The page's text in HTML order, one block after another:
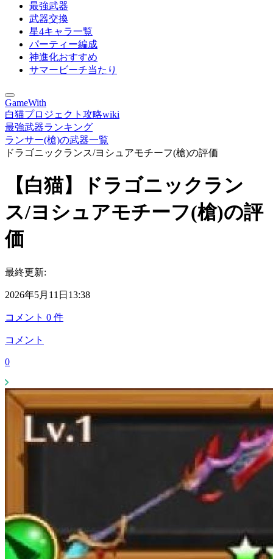
最強武器
武器交換
星4キャラ一覧
パーティー編成
神進化おすすめ
サマービーチ当たり
GameWith
白猫プロジェクト攻略wiki
最強武器ランキング
ランサー(槍)の武器一覧
ドラゴニックランス/ヨシュアモチーフ(槍)の評価
【白猫】ドラゴニックラン
ス/ヨシュアモチーフ(槍)の評
価
最終更新:
2026年5月11日13:38
コメント 0 件
コメント
0